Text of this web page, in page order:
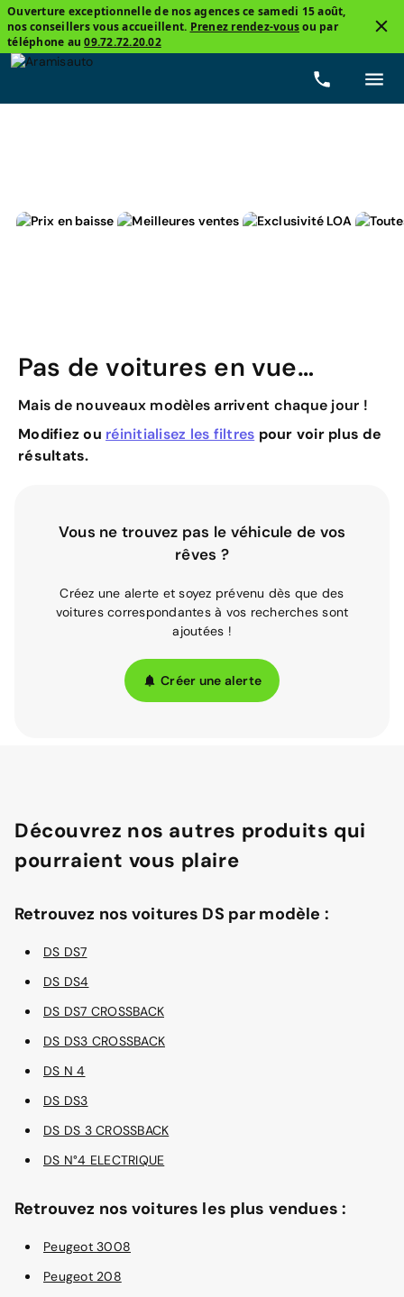
Ouverture exceptionnelle de nos agences ce samedi 15 août,
nos conseillers vous accueillent. Prenez rendez-vousou par
téléphone au09.72.72.20.02
Carburants
Pas de voitures en vue…
Mais de nouveaux modèles arrivent chaque jour !
Modifiez ou réinitialisez les filtres pour voir plus de
résultats.
Vous ne trouvez pas le véhicule de vos
rêves ?
Créez une alerte et soyez prévenu dès que des
voitures correspondantes à vos recherches sont
ajoutées !
Créer une alerte
Découvrez nos autres produits qui
pourraient vous plaire
Retrouvez nos voitures DS par modèle :
DS DS7
DS DS4
DS DS7 CROSSBACK
DS DS3 CROSSBACK
DS N 4
DS DS3
DS DS 3 CROSSBACK
DS N°4 ELECTRIQUE
Retrouvez nos voitures les plus vendues :
Peugeot 3008
Peugeot 208